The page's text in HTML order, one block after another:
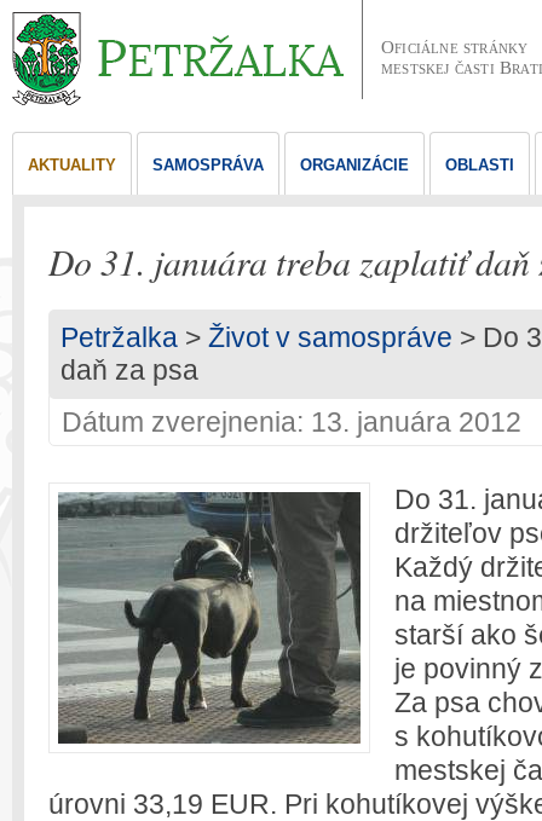
Oficiálne stránky
mestskej časti
AKTUALITY SAMOSPRÁVA ORGANIZÁCIE OBLASTI
Do 31. januára treba zaplatiť daň
Petržalka > Život v samospráve > Do
daň za psa
Dátum zverejnenia: 13. januára 2012
Do 31.
držiteľov
Každý
na
starší ako
je povinný
Za psa
s
mestskej
úrovni 33,19 EUR. Pri kohutíkovej